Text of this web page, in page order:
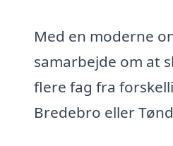
Med en moderne
samarbejde om at
flere fag fra
Bredebro eller